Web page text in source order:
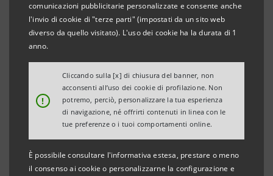
comunicazioni pubblicitarie personalizzate e consente anche
l'invio di cookie di "terze parti" (impostati da un sito web
diverso da quello visitato). L'uso dei cookie ha la durata di 1
anno.
!
Cliccando sulla [x] di chiusura del banner, non
acconsenti all’uso dei cookie di profilazione. Non
potremo, perciò, personalizzare la tua esperienza
di navigazione, né offrirti contenuti in linea con le
tue preferenze o i tuoi comportamenti online.
È possibile consultare l'informativa estesa, prestare o meno
il consenso ai cookie o personalizzarne la configurazione e
INTESA SANPAOLO: AUTORIZZATA DAI CONSIGLI LA
CESSIONE DELL’ATTIVITA’ DI SECURITIES SERVICES
Torino, Milano, 18 dicembre 2009– Il Consiglio di
Gestione e il Consiglio di Sorveglianza di Intesa
Sanpaolo, riunitisi oggi sotto la presidenza di Enrico
Salza e di Giovanni Bazoli, hanno deliberato - secondo
le rispettive competenze - la cessione dell’attività di
securities services del Gruppo, dando mandato al